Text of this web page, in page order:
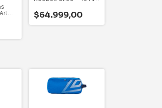
$64.999,00